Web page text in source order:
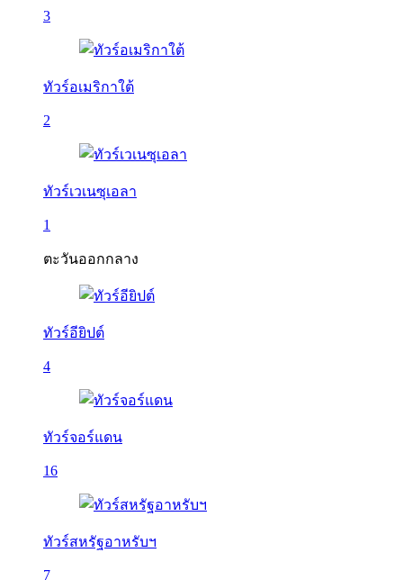
3
ทัวร์อเมริกาใต้
2
ทัวร์เวเนซุเอลา
1
ตะวันออกกลาง
ทัวร์อียิปต์
4
ทัวร์จอร์แดน
16
ทัวร์สหรัฐอาหรับฯ
7